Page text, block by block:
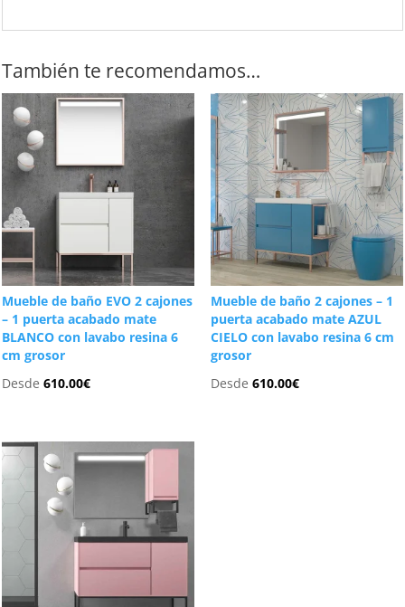
También te recomendamos…
Mueble de baño EVO 2 cajones
– 1 puerta acabado mate
BLANCO con lavabo resina 6
cm grosor
Desde610.00€
Mueble de baño 2 cajones – 1
puerta acabado mate AZUL
CIELO con lavabo resina 6 cm
grosor
Desde 610.00€